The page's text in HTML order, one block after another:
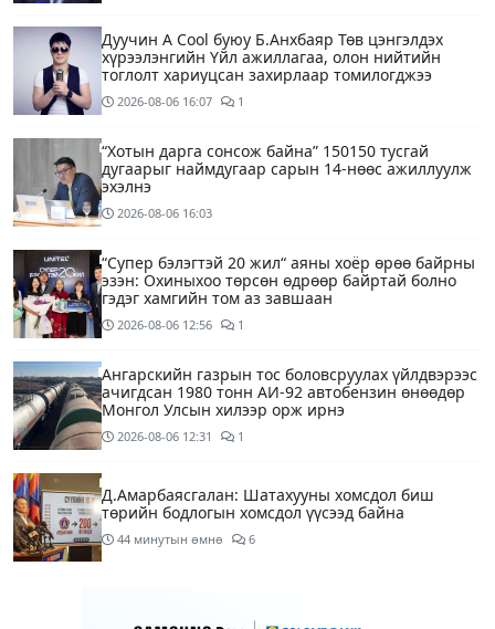
Дуучин A Cool буюу Б.Анхбаяр Төв цэнгэлдэх
хүрээлэнгийн Үйл ажиллагаа, олон нийтийн
тоглолт хариуцсан захирлаар томилогджээ
2026-08-06 16:07 1
“Хотын дарга сонсож байна” 150150 тусгай
дугаарыг наймдугаар сарын 14-нөөс ажиллуулж
эхэлнэ
2026-08-06 16:03
“Супер бэлэгтэй 20 жил“ аяны хоёр өрөө байрны
эзэн: Охиныхоо төрсөн өдрөөр байртай болно
гэдэг хамгийн том аз завшаан
2026-08-06 12:56 1
Ангарскийн газрын тос боловсруулах үйлдвэрээс
ачигдсан 1980 тонн АИ-92 автобензин өнөөдөр
Монгол Улсын хилээр орж ирнэ
2026-08-06 12:31 1
Д.Амарбаясгалан: Шатахууны хомсдол биш
төрийн бодлогын хомсдол үүсээд байна
44 минутын өмнө 6
23:00 цагаас түр хааж, борооны ус зайлуулах